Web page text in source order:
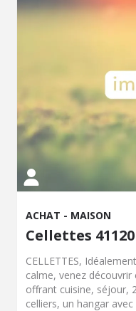
rapidement.
de plus amples
ACHAT - MAISON
Cellettes 41120
CELLETTES,
calme, venez
offrant cuisine, séjour,
celliers, un hangar